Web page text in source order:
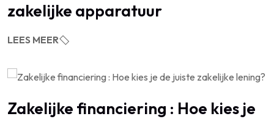
zakelijke apparatuur
LEES MEER
Zakelijke financiering : Hoe kies je